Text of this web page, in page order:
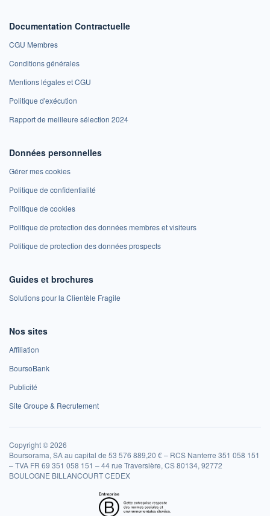
Documentation Contractuelle
CGU Membres
Conditions générales
Mentions légales et CGU
Politique d'exécution
Rapport de meilleure sélection 2024
Données personnelles
Gérer mes cookies
Politique de confidentialité
Politique de cookies
Politique de protection des données membres et visiteurs
Politique de protection des données prospects
Guides et brochures
Solutions pour la Clientèle Fragile
Nos sites
Affiliation
BoursoBank
Publicité
Site Groupe & Recrutement
Copyright © 2026
Boursorama, SA au capital de 53 576 889,20 € – RCS Nanterre 351 058 151
– TVA FR 69 351 058 151 – 44 rue Traversière, CS 80134, 92772
BOULOGNE BILLANCOURT CEDEX